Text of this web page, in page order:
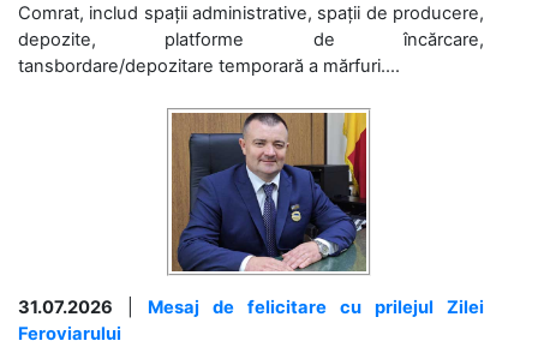
Comrat, includ spații administrative, spații de producere,
depozite, platforme de încărcare,
tansbordare/depozitare temporară a mărfuri....
31.07.2026
Mesaj de felicitare cu prilejul Zilei
Feroviarului